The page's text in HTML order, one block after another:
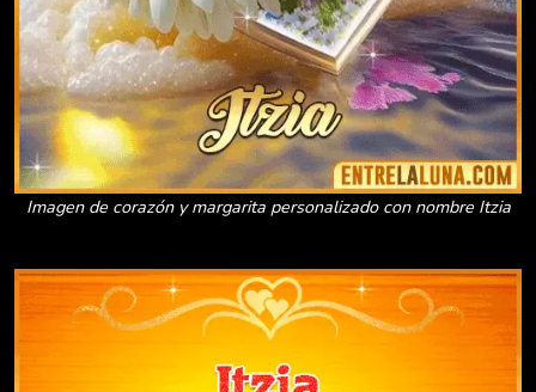
Imagen de corazón y margarita personalizado con nombre Itzia